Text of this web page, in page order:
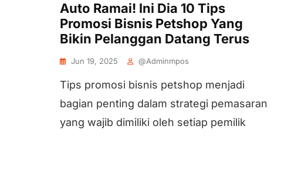
Auto Ramai! Ini Dia 10 Tips
Promosi Bisnis Petshop Yang
Bikin Pelanggan Datang Terus
Jun 19, 2025 @adminmpos
Tips promosi bisnis petshop menjadi
bagian penting dalam strategi pemasaran
yang wajib dimiliki oleh setiap pemilik